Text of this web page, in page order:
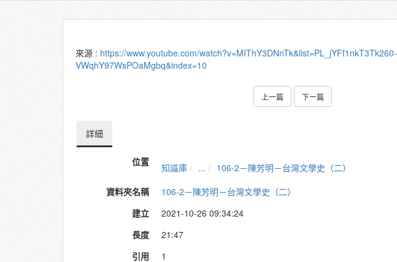
來源 : https://www.youtube.com/watch?v=MIThY3DNnTk&list=PL_jYFf1nkT3Tk260-
VWqhY97WsPOaMgbq&index=10
上一篇 下一篇
詳細
位置 知識庫 ...
106-2－陳芳明－台灣文學史（二）
資料夾名稱
106-2－陳芳明－台灣文學史（二）
建立
2021-10-26 09:34:24
長度
21:47
引用
1